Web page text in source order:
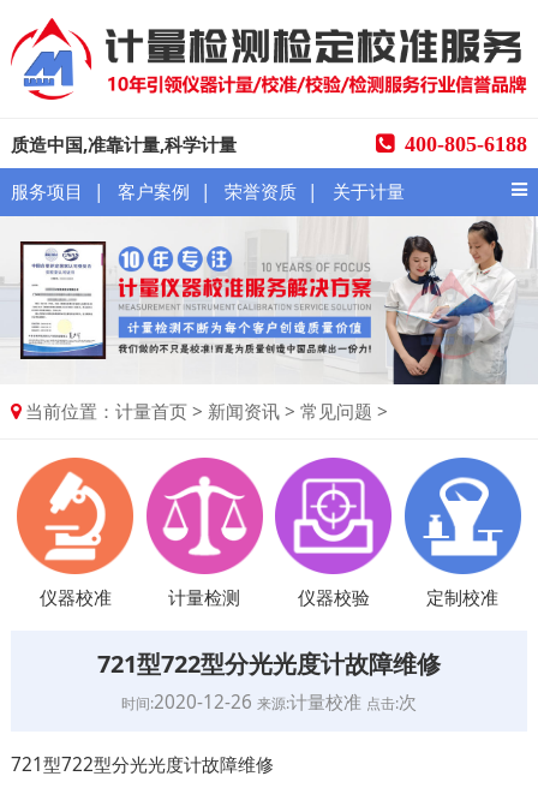
质造中国,准靠计量,科学计量 400-805-6188
服务项目 | 客户案例 | 荣誉资质 | 关于计量
当前位置：计量首页 > 新闻资讯 >常见问题 >
仪器校准 计量检测 仪器校验 定制校准
721型722型分光光度计故障维修
时间:2020-12-26 来源:计量校准 点击:次
721型722型分光光度计故障维修